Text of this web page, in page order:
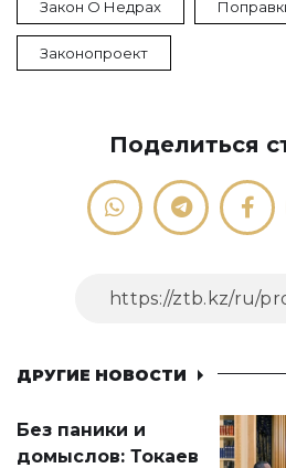
Закон О Недрах
Законопроект
Поделиться
ДРУГИЕ НОВОСТИ
Без паники и
домыслов: Токаев